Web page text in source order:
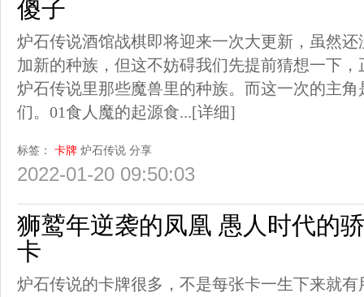
傻子
炉石传说酒馆战棋即将迎来一次大更新，虽然
加新的种族，但这不妨碍我们先提前猜想一下
炉石传说里那些魔兽里的种族。而这一次的主
们。01食人魔的起源食...[详细]
标签： 卡牌 炉石传说 分享
2022-01-20 09:50:03
狮鹫年逆袭的凤凰 愚人时代的
卡
炉石传说的卡牌很多，不是每张卡一生下来就